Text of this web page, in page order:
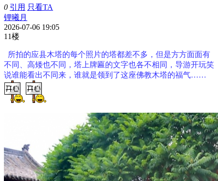
0 引用 只看TA
锂曦月
2026-07-06 19:05
11楼
所拍的应县木塔的每个照片的塔都差不多，但是方方面面有
不同、高矮也不同，塔上牌匾的文字也各不相同，导游开玩笑
说谁能看出不同来，谁就是领到了这座佛教木塔的福气……